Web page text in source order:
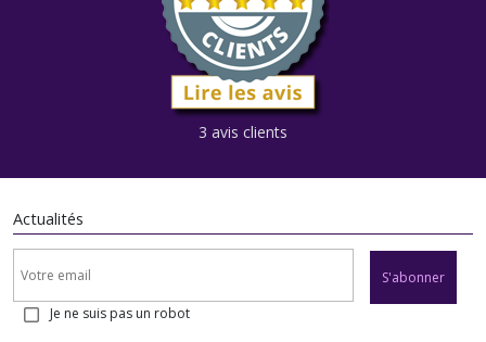
3 avis clients
Actualités
S'abonner
Je ne suis pas un robot